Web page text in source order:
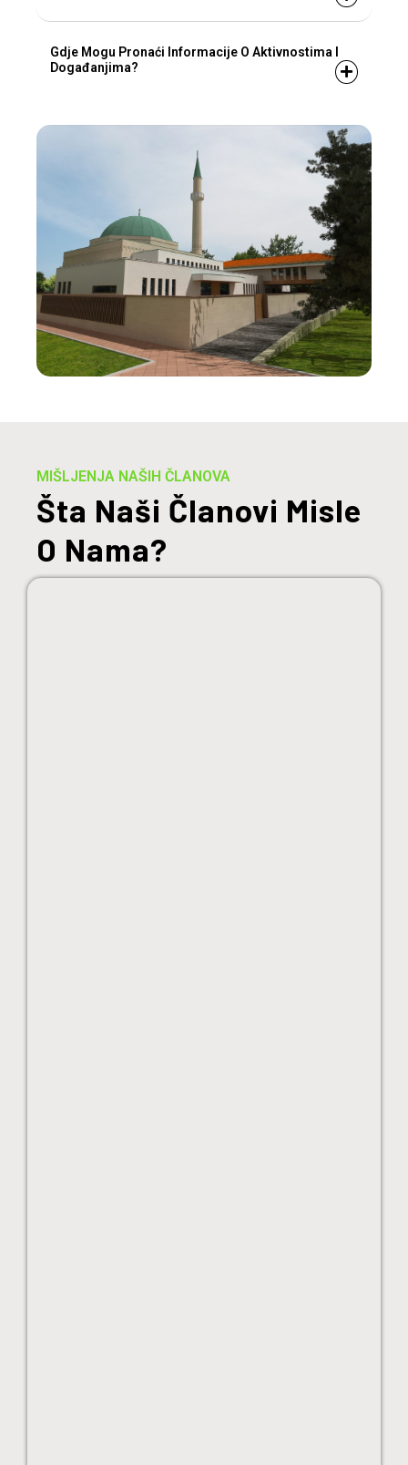
Gdje Mogu Pronaći Informacije O Aktivnostima I
Događanjima?
MIŠLJENJA NAŠIH ČLANOVA
Šta Naši Članovi Misle
O Nama?